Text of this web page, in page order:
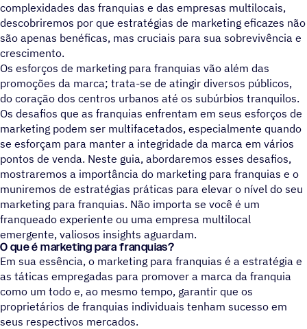
complexidades das franquias e das empresas multilocais,
descobriremos por que estratégias de marketing eficazes não
são apenas benéficas, mas cruciais para sua sobrevivência e
crescimento.
Os esforços de marketing para franquias vão além das
promoções da marca; trata-se de atingir diversos públicos,
do coração dos centros urbanos até os subúrbios tranquilos.
Os desafios que as franquias enfrentam em seus esforços de
marketing podem ser multifacetados, especialmente quando
se esforçam para manter a integridade da marca em vários
pontos de venda. Neste guia, abordaremos esses desafios,
mostraremos a importância do marketing para franquias e o
muniremos de estratégias práticas para elevar o nível do seu
marketing para franquias. Não importa se você é um
franqueado experiente ou uma empresa multilocal
emergente, valiosos insights aguardam.
O que é marketing para franquias?
Em sua essência, o marketing para franquias é a estratégia e
as táticas empregadas para promover a marca da franquia
como um todo e, ao mesmo tempo, garantir que os
proprietários de franquias individuais tenham sucesso em
seus respectivos mercados.